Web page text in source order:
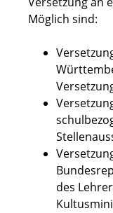
Möglich sind:
des